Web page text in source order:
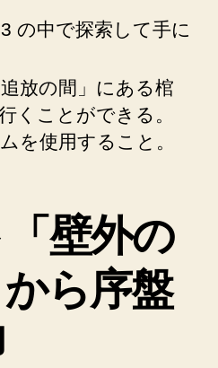
の中で探索して手に
放の間」にある棺
くことができる。
を使用すること。
壁外の
ら序盤